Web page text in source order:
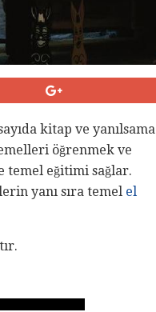
kitap ve yanılsama
öğrenmek ve
temel eğitimi sağlar.
yanı sıra temel el